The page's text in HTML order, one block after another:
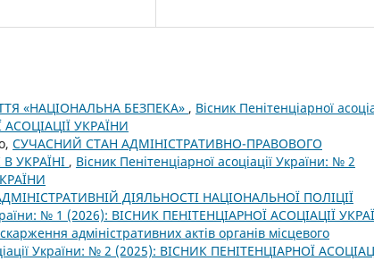
«НАЦІОНАЛЬНА БЕЗПЕКА» , Вісник Пенітенціарної
УКРАЇНИ
СУЧАСНИЙ СТАН АДМІНІСТРАТИВНО-ПРАВОВОГО
УКРАЇНІ , Вісник Пенітенціарної асоціації України: № 2
ДІЯЛЬНОСТІ НАЦІОНАЛЬНОЇ ПОЛІЦІЇ
№ 1 (2026): ВІСНИК ПЕНІТЕНЦІАРНОЇ АСОЦІАЦІЇ
адміністративних актів органів місцевого
України: № 2 (2025): ВІСНИК ПЕНІТЕНЦІАРНОЇ